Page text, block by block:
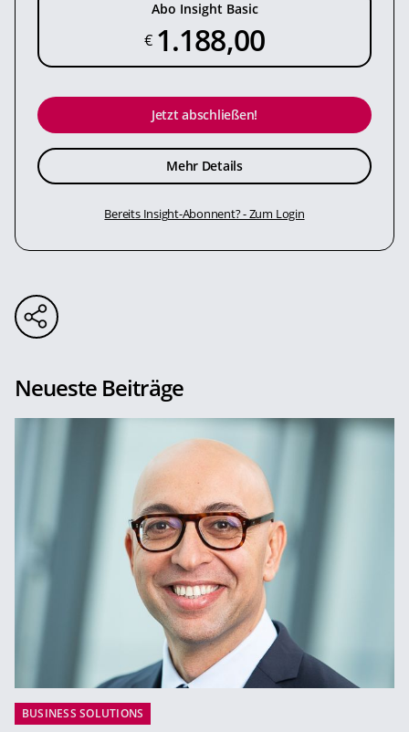
Abo Insight Basic
€ 1.188,00
Jetzt abschließen!
Mehr Details
Bereits Insight-Abonnent? - Zum Login
Neueste Beiträge
BUSINESS SOLUTIONS